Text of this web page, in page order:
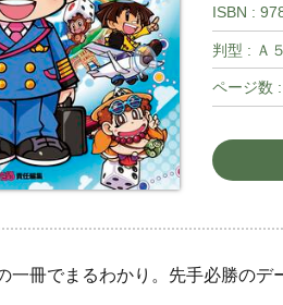
ISBN :
判型 : Ａ
ページ数
一冊でまるわかり。先手必勝のデ